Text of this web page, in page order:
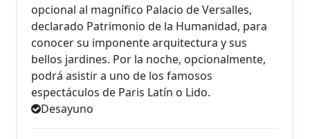
opcional al magnífico Palacio de Versalles,
declarado Patrimonio de la Humanidad, para
conocer su imponente arquitectura y sus
bellos jardines. Por la noche, opcionalmente,
podrá asistir a uno de los famosos
espectáculos de Paris Latín o Lido.
Desayuno